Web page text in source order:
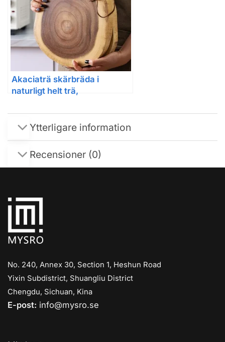
Akaciaträ skärbräda i
naturligt helt trä,
Ytterligare information
Recensioner (0)
No. 240, Annex 30, Section 1, Heshun Road
Yixin Subdistrict, Shuangliu District
Chengdu, Sichuan, Kina
E-post: info@mysro.se